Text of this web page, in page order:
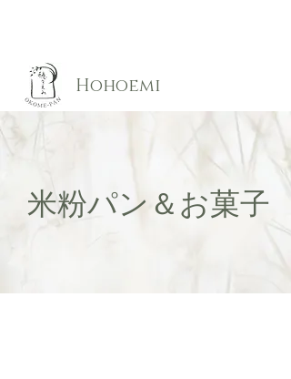
​Hohoemi
​米粉パン＆お菓子